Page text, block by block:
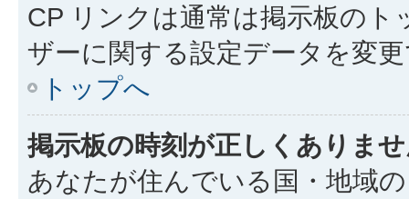
CP リンクは通常は掲示板の
ザーに関する設定データを変
トップへ
掲示板の時刻が正しくありま
あなたが住んでいる国・地域